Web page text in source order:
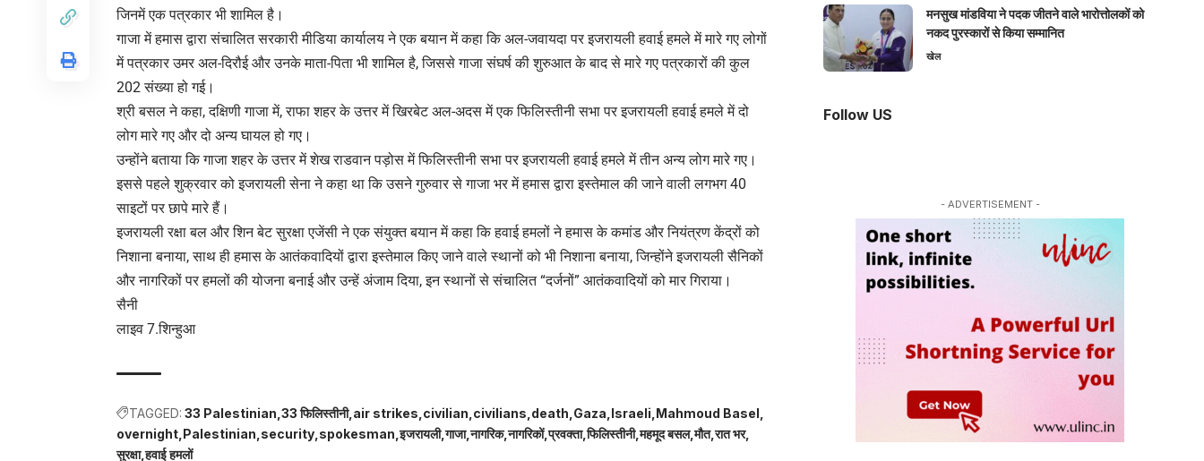
जिनमें एक पत्रकार भी शामिल है।
गाजा में हमास द्वारा संचालित सरकारी मीडिया कार्यालय ने एक बयान में कहा कि अल-जवायदा पर इजरायली हवाई हमले में मारे गए लोगों
में पत्रकार उमर अल-दिरौई और उनके माता-पिता भी शामिल है, जिससे गाजा संघर्ष की शुरुआत के बाद से मारे गए पत्रकारों की कुल
202 संख्या हो गई।
श्री बसल ने कहा, दक्षिणी गाजा में, राफा शहर के उत्तर में खिरबेट अल-अदस में एक फिलिस्तीनी सभा पर इजरायली हवाई हमले में दो
लोग मारे गए और दो अन्य घायल हो गए।
उन्होंने बताया कि गाजा शहर के उत्तर में शेख राडवान पड़ोस में फिलिस्तीनी सभा पर इजरायली हवाई हमले में तीन अन्य लोग मारे गए।
इससे पहले शुक्रवार को इजरायली सेना ने कहा था कि उसने गुरुवार से गाजा भर में हमास द्वारा इस्तेमाल की जाने वाली लगभग 40
साइटों पर छापे मारे हैं।
इजरायली रक्षा बल और शिन बेट सुरक्षा एजेंसी ने एक संयुक्त बयान में कहा कि हवाई हमलों ने हमास के कमांड और नियंत्रण केंद्रों को
निशाना बनाया, साथ ही हमास के आतंकवादियों द्वारा इस्तेमाल किए जाने वाले स्थानों को भी निशाना बनाया, जिन्होंने इजरायली सैनिकों
और नागरिकों पर हमलों की योजना बनाई और उन्हें अंजाम दिया, इन स्थानों से संचालित “दर्जनों” आतंकवादियों को मार गिराया।
सैनी
लाइव 7.शिन्हुआ
TAGGED: 33 Palestinian 33 फिलिस्तीनी air strikes civilian civilians death Gaza Israeli Mahmoud Basel
overnight Palestinian security spokesman इजरायली गाजा नागरिक नागरिकों प्रवक्ता फिलिस्तीनी महमूद बसल मौत रात भर
सुरक्षा हवाई हमलों
मनसुख मांडविया ने पदक जीतने वाले भारोत्तोलकों को
नकद पुरस्कारों से किया सम्मानित
खेल
Follow US
- ADVERTISEMENT -